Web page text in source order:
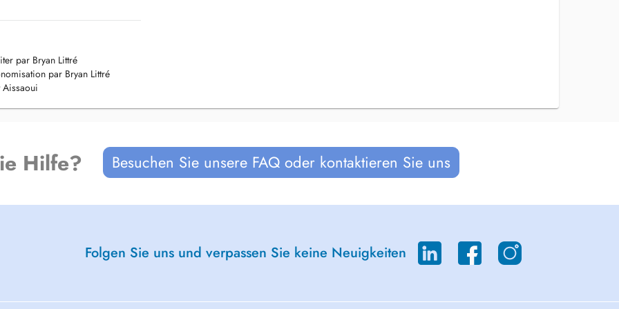
manuelles ciblées et des
à l'activité.
tendinopathies, raideurs.
atteintes nerveuses
suites d'entorses et de
douleurs des épaules, genoux,
renforcement et
durablement les résultats.
par Bryan Littré
par Bryan Littré
Hilfe? Besuchen Sie unsere FAQ oder kontaktieren Sie uns
Folgen Sie uns und verpassen Sie keine Neuigkeiten